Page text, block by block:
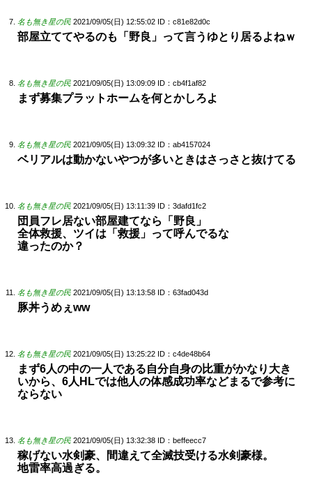
名も無き星の民 2021/09/05(日) 12:55:02 ID：c81e82d0c
部屋立ててやるのも「野良」って言うゆとり居るよねｗ
名も無き星の民 2021/09/05(日) 13:09:09 ID：cb4f1af82
まず募集プラットホームを何とかしろよ
名も無き星の民 2021/09/05(日) 13:09:32 ID：ab4157024
ベリアルは動かないやつが多いときはさっさと抜けてる
名も無き星の民 2021/09/05(日) 13:11:39 ID：3dafd1fc2
団員フレ居ない部屋建てなら「野良」
全体救援、ツイは「救援」って呼んでるな
違ったのか？
名も無き星の民 2021/09/05(日) 13:13:58 ID：63fad043d
豚丼うめぇww
名も無き星の民 2021/09/05(日) 13:25:22 ID：c4de48b64
まず6人の中の一人である自分自身の比重がかなり大き
いから、6人HLでは他人の体感成功率などまるで参考に
ならない
名も無き星の民 2021/09/05(日) 13:32:38 ID：beffeecc7
稼げない水剣豪、間違えて全滅技受ける水剣豪様。
地雷率高過ぎる。